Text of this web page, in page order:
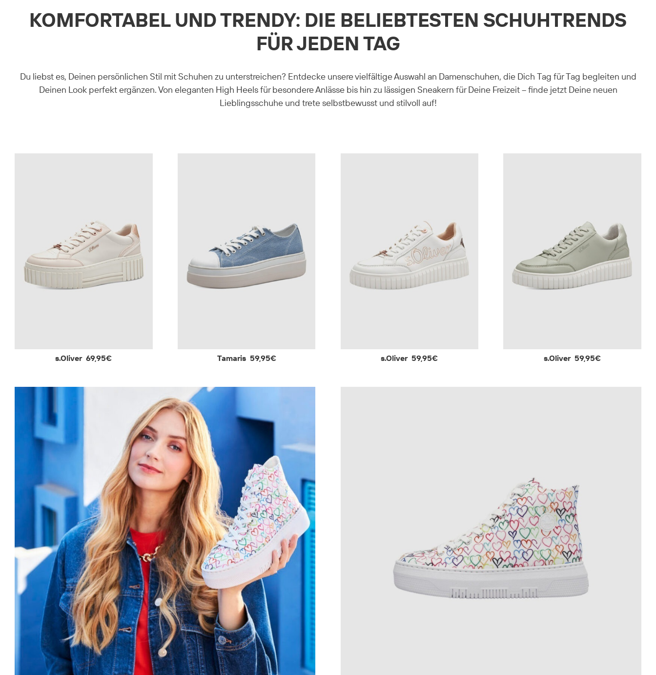
KOMFORTABEL UND TRENDY: DIE BELIEBTESTEN SCHUHTRENDS
FÜR JEDEN TAG
Du liebst es, Deinen persönlichen Stil mit Schuhen zu unterstreichen? Entdecke unsere vielfältige Auswahl an Damenschuhen, die Dich Tag für Tag begleiten und
Deinen Look perfekt ergänzen. Von eleganten High Heels für besondere Anlässe bis hin zu lässigen Sneakern für Deine Freizeit – finde jetzt Deine neuen
Lieblingsschuhe und trete selbstbewusst und stilvoll auf!
s.Oliver69,95€ Tamaris59,95€ s.Oliver59,95€ s.Oliver59,95€